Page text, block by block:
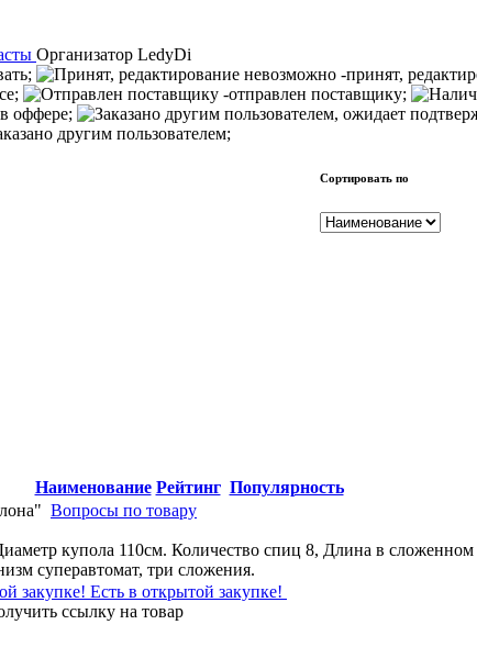
Организатор LedyDi
-принят,
-отправлен поставщику;
оффере;
другим пользователем;
Сортировать по
Наименование Рейтинг Популярность
Вопросы по товару
купола 110см. Количество спиц 8, Длина в сложенном
суперавтомат, три сложения.
Есть в открытой закупке!